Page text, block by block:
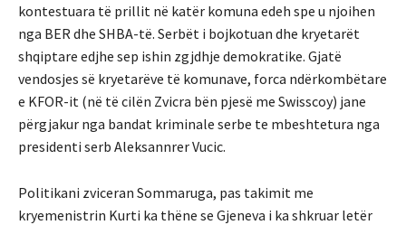
kontestuara të prillit në katër komuna edeh spe u njoihen
nga BER dhe SHBA-të. Serbët i bojkotuan dhe kryetarët
shqiptare edjhe sep ishin zgjdhje demokratike. Gjatë
vendosjes së kryetarëve të komunave, forca ndërkombëtare
e KFOR-it (në të cilën Zvicra bën pjesë me Swisscoy) jane
përgjakur nga bandat kriminale serbe te mbeshtetura nga
presidenti serb Aleksannrer Vucic.
Politikani zviceran Sommaruga, pas takimit me
kryemenistrin Kurti ka thëne se Gjeneva i ka shkruar letër